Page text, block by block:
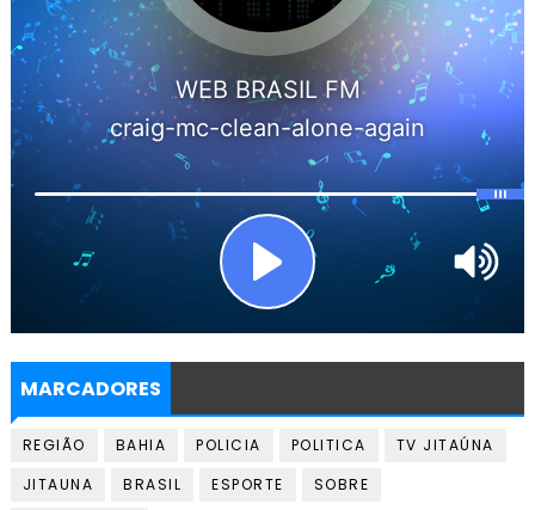
MARCADORES
REGIÃO BAHIA POLICIA POLITICA
TV JITAÚNA
JITAUNA
BRASIL ESPORTE
SOBRE